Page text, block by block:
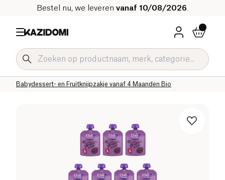
Bestel nu, we leveren vanaf 10/08/2026
Babydessert- en Fruitknijpzakje vanaf 4 Maanden Bio
Babydessert- en Fruitknijpzakje Bio
Babyvoeding Bio
Home